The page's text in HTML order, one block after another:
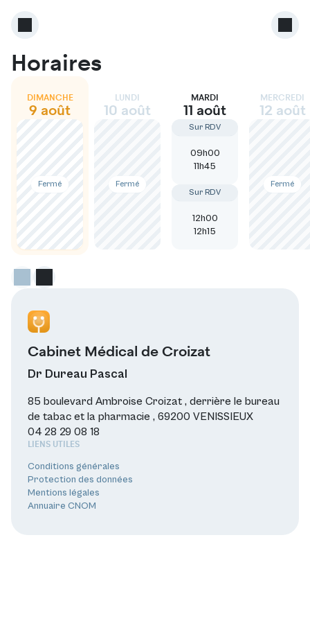
Horaires
DIMANCHE
9 août
Fermé
LUNDI
10 août
Fermé
MARDI
11 août
Sur RDV
09h00
11h45
Sur RDV
12h00
12h15
MERCREDI
12 août
Fermé
Cabinet Médical de Croizat
Dr Dureau Pascal
85 boulevard Ambroise Croizat , derrière le bureau
de tabac et la pharmacie , 69200 VENISSIEUX
04 28 29 08 18
LIENS UTILES
Conditions générales
Protection des données
Mentions légales
Annuaire CNOM